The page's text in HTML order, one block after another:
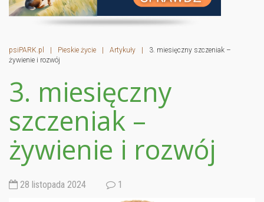
psiPARK.pl | Pieskie życie | Artykuły |
3. miesięczny szczeniak –
żywienie i rozwój
3. miesięczny
szczeniak –
żywienie i rozwój
28 listopada 2024 1